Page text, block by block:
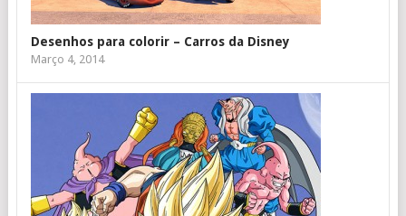
Desenhos para colorir – Carros da Disney
Março 4, 2014